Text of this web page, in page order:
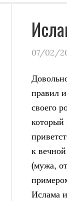
07/02/
правил
своего
который
к
(мужа,
Ислама